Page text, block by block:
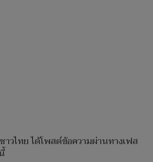
วไทย ได้โพสต์ข้อความผ่านทางเฟส